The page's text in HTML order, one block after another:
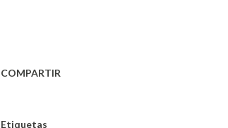
COMPARTIR
Etiquetas